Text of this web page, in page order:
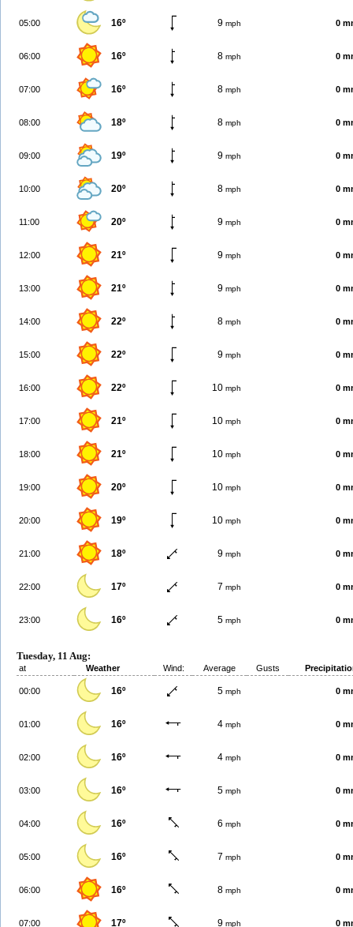
05:00 16º 9 mph 0
06:00 16º 8 mph 0
07:00 16º 8 mph 0
08:00 18º 8 mph 0
09:00 19º 9 mph 0
10:00 20º 8 mph 0
11:00 20º 9 mph 0
12:00 21º 9 mph 0
13:00 21º 9 mph 0
14:00 22º 8 mph 0
15:00 22º 9 mph 0
16:00 22º 10 mph 0
17:00 21º 10 mph 0
18:00 21º 10 mph 0
19:00 20º 10 mph 0
20:00 19º 10 mph 0
21:00 18º 9 mph 0
22:00 17º 7 mph 0
23:00 16º 5 mph 0
Tuesday, 11 Aug:
at Weather Wind: Average Gusts
00:00 16º 5 mph 0
01:00 16º 4 mph 0
02:00 16º 4 mph 0
03:00 16º 5 mph 0
04:00 16º 6 mph 0
05:00 16º 7 mph 0
06:00 16º 8 mph 0
07:00 17º 9 mph 0